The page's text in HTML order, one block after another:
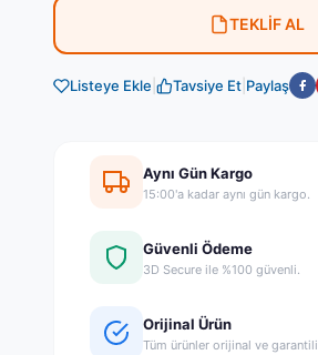
TEKLİF AL
Listeye Ekle Tavsiye Et Paylaş
Aynı Gün Kargo
15:00'a kadar aynı gün kargo.
Güvenli Ödeme
3D Secure ile %100 güvenli.
Orijinal Ürün
Tüm ürünler orijinal ve garantili.